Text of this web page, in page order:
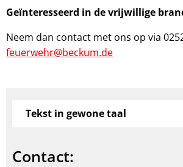
Geïnteresseerd in de vrijwillige
Neem dan contact met ons op via
feuerwehr@beckum.de
Tekst in gewone taal
Contact: